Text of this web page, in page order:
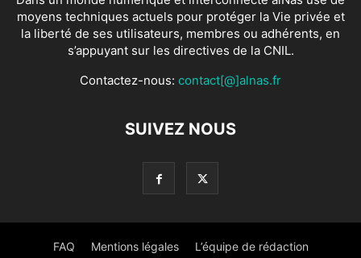
moyens techniques actuels pour protéger la Vie privée et
la liberté de ses utilisateurs, membres ou adhérents, en
s’appuyant sur les directives de la CNIL.
Contactez-nous: contact[@]alnas.fr
SUIVEZ NOUS
FAQ Mentions légales L’équipe de rédaction